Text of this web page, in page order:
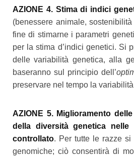
AZIONE 4. Stima di indici
(benessere animale,
fine di stimarne i parametri
per la stima d’indici genetici. Si
delle variabilità genetica, alla
baseranno sul principio dell’
preservare nel tempo la
AZIONE 5. Miglioramento
della diversità genetica
controllato. Per tutte le razze si
genomiche; ciò consentirà di